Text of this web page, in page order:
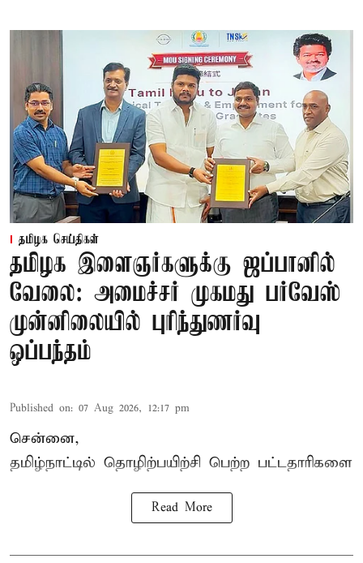
தமிழக செய்திகள்
தமிழக இளைஞர்களுக்கு ஜப்பானில்
வேலை: அமைச்சர் முகமது பர்வேஸ்
முன்னிலையில் புரிந்துணர்வு
ஒப்பந்தம்
Published on: 07 Aug 2026, 12:17 pm
சென்னை,
தமிழ்நாட்டில் தொழிற்பயிற்சி பெற்ற பட்டதாரிகளை
Read More